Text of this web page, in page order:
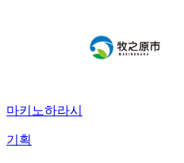
마키노하라시
기획